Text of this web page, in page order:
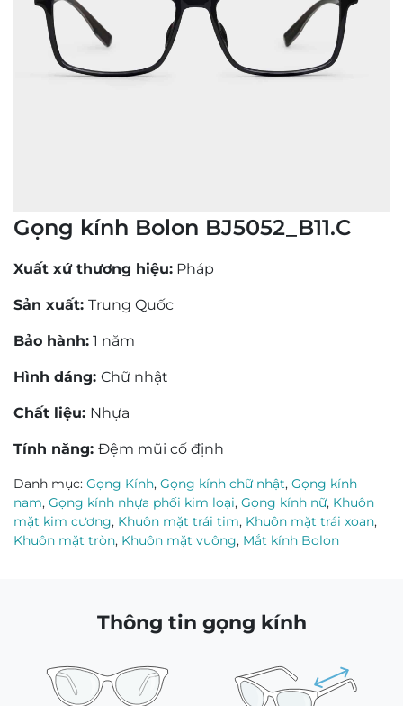
Gọng kính Bolon BJ5052_B11.C
Xuất xứ thương hiệu: Pháp
Sản xuất: Trung Quốc
Bảo hành: 1 năm
Hình dáng: Chữ nhật
Chất liệu: Nhựa
Tính năng: Đệm mũi cố định
Danh mục: Gọng Kính, Gọng kính chữ nhật, Gọng kính
nam, Gọng kính nhựa phối kim loại, Gọng kính nữ, Khuôn
mặt kim cương, Khuôn mặt trái tim, Khuôn mặt trái xoan,
Khuôn mặt tròn, Khuôn mặt vuông, Mắt kính Bolon
Thông tin gọng kính